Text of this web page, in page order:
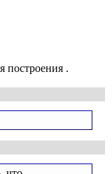
построения .